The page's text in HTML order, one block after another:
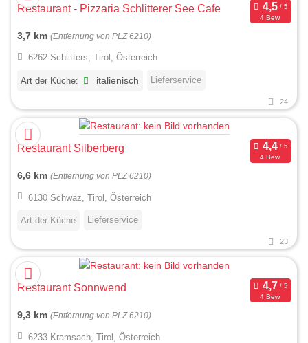
Restaurant - Pizzaria Schlitterer See Cafe
4 Bew.
3,7 km (Entfernung von PLZ 6210)
6262 Schlitters, Tirol, Österreich
Art der Küche: italienisch Lieferservice
24
Restaurant Silberberg
4 Bew.
6,6 km (Entfernung von PLZ 6210)
6130 Schwaz, Tirol, Österreich
Art der Küche Lieferservice
23
Restaurant Sonnwend
4 Bew.
9,3 km (Entfernung von PLZ 6210)
6233 Kramsach, Tirol, Österreich